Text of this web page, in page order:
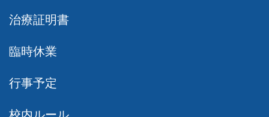
治療証明書
臨時休業
行事予定